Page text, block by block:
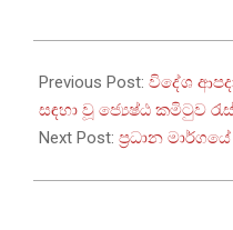
02-
06
Previous Post: විදේශ
සඳහා වූ ජ්‍යෙෂ්ඨ කමිටුව
Next Post: ප්‍රධාන